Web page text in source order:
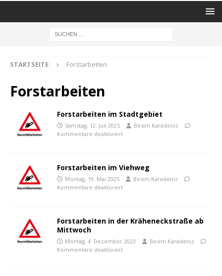
STARTSEITE Forstarbeiten
Forstarbeiten
Forstarbeiten im Stadtgebiet
Samstag, 12. Juli 2025
Besim Karadeniz
Kommentare deaktiviert
Forstarbeiten im Viehweg
Montag, 19. Mai 2025
Besim Karadeniz
Kommentare deaktiviert
Forstarbeiten in der Kräheneckstraße ab
Mittwoch
Montag, 4. Dezember 2023
Besim Karadeniz
Kommentare deaktiviert